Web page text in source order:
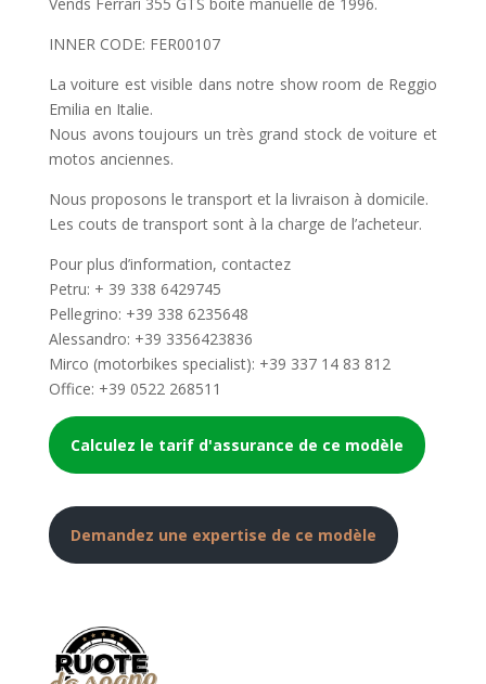
INNER CODE: FER00107
La voiture est visible dans notre show room de Reggio
Emilia en Italie.
Nous avons toujours un très grand stock de voiture et
motos anciennes.
Nous proposons le transport et la livraison à domicile.
Les couts de transport sont à la charge de l’acheteur.
Pour plus d’information, contactez
Petru: + 39 338 6429745
Pellegrino: +39 338 6235648
Alessandro: +39 3356423836
Mirco (motorbikes specialist): +39 337 14 83 812
Office: +39 0522 268511
Calculez le tarif d'assurance de ce modèle
Demandez une expertise de ce modèle